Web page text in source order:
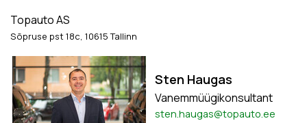
Topauto AS
Sõpruse pst 18c, 10615 Tallinn
Sten Haugas
Vanemmüügikonsultant
sten.haugas@topauto.ee